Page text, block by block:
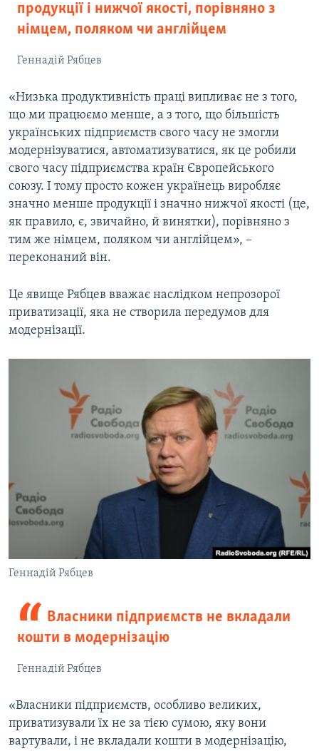
продукції і нижчої якості, порівняно з
німцем, поляком чи англійцем
Геннадій Рябцев
«Низька продуктивність праці випливає не з того,
що ми працюємо менше, а з того, що більшість
українських підприємств свого часу не змогли
модернізуватися, автоматизуватися, як це робили
свого часу підприємства країн Європейського
союзу. І тому просто кожен українець виробляє
значно менше продукції і значно нижчої якості (це,
як правило, є, звичайно, й винятки), порівняно з
тим же німцем, поляком чи англійцем», –
переконаний він.
Це явище Рябцев вважає наслідком непрозорої
приватизації, яка не створила передумов для
модернізації.
Геннадій Рябцев
Власники підприємств не вкладали
кошти в модернізацію
Геннадій Рябцев
«Власники підприємств, особливо великих,
приватизували їх не за тією сумою, яку вони
вартували, і не вкладали кошти в модернізацію,